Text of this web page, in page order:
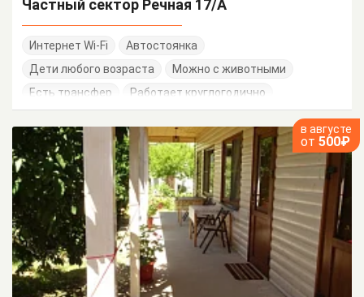
Частный сектор Речная 17/А
Интернет Wi-Fi
Автостоянка
Дети любого возраста
Можно с животными
Есть трансфер
Работает круглогодично
в августе
от 500₽